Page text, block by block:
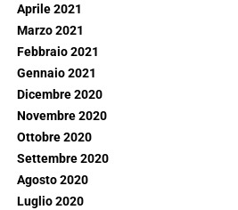
Aprile 2021
Marzo 2021
Febbraio 2021
Gennaio 2021
Dicembre 2020
Novembre 2020
Ottobre 2020
Settembre 2020
Agosto 2020
Luglio 2020